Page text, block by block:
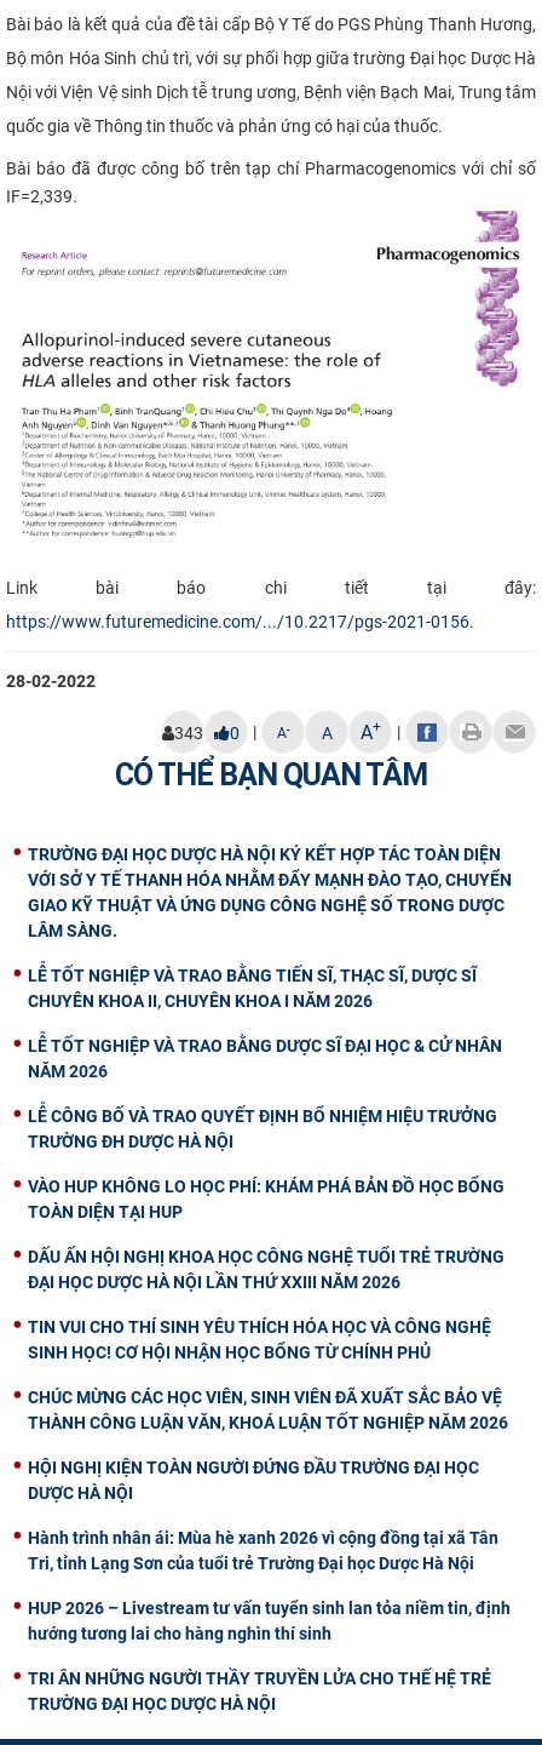
Bài báo là kết quả của đề tài cấp Bộ Y Tế do PGS Phùng Thanh Hương,
Bộ môn Hóa Sinh chủ trì, với sự phối hợp giữa trường Đại học Dược Hà
Nội với Viện Vệ sinh Dịch tễ trung ương, Bệnh viện Bạch Mai, Trung tâm
quốc gia về Thông tin thuốc và phản ứng có hại của thuốc.
Bài báo đã được công bố trên tạp chí Pharmacogenomics với chỉ số
IF=2,339.​
Link bài báo chi tiết tại đây:
https://www.futuremedicine.com/.../10.2217/pgs-2021-0156.​
28-02-2022
343 0 | A- A A+ |
CÓ THỂ BẠN QUAN TÂM
TRƯỜNG ĐẠI HỌC DƯỢC HÀ NỘI KÝ KẾT HỢP TÁC TOÀN DIỆN
VỚI SỞ Y TẾ THANH HÓA NHẰM ĐẨY MẠNH ĐÀO TẠO, CHUYỂN
GIAO KỸ THUẬT VÀ ỨNG DỤNG CÔNG NGHỆ SỐ TRONG DƯỢC
LÂM SÀNG.
LỄ TỐT NGHIỆP VÀ TRAO BẰNG TIẾN SĨ, THẠC SĨ, DƯỢC SĨ
CHUYÊN KHOA II, CHUYÊN KHOA I NĂM 2026
LỄ TỐT NGHIỆP VÀ TRAO BẰNG DƯỢC SĨ ĐẠI HỌC & CỬ NHÂN
NĂM 2026
LỄ CÔNG BỐ VÀ TRAO QUYẾT ĐỊNH BỔ NHIỆM HIỆU TRƯỞNG
TRƯỜNG ĐH DƯỢC HÀ NỘI
VÀO HUP KHÔNG LO HỌC PHÍ: KHÁM PHÁ BẢN ĐỒ HỌC BỔNG
TOÀN DIỆN TẠI HUP
DẤU ẤN HỘI NGHỊ KHOA HỌC CÔNG NGHỆ TUỔI TRẺ TRƯỜNG
ĐẠI HỌC DƯỢC HÀ NỘI LẦN THỨ XXIII NĂM 2026
TIN VUI CHO THÍ SINH YÊU THÍCH HÓA HỌC VÀ CÔNG NGHỆ
SINH HỌC! CƠ HỘI NHẬN HỌC BỔNG TỪ CHÍNH PHỦ
CHÚC MỪNG CÁC HỌC VIÊN, SINH VIÊN ĐÃ XUẤT SẮC BẢO VỆ
THÀNH CÔNG LUẬN VĂN, KHOÁ LUẬN TỐT NGHIỆP NĂM 2026
HỘI NGHỊ KIỆN TOÀN NGƯỜI ĐỨNG ĐẦU TRƯỜNG ĐẠI HỌC
DƯỢC HÀ NỘI
Hành trình nhân ái: Mùa hè xanh 2026 vì cộng đồng tại xã Tân
Tri, tỉnh Lạng Sơn của tuổi trẻ Trường Đại học Dược Hà Nội
HUP 2026 – Livestream tư vấn tuyển sinh lan tỏa niềm tin, định
hướng tương lai cho hàng nghìn thí sinh
TRI ÂN NHỮNG NGƯỜI THẦY TRUYỀN LỬA CHO THẾ HỆ TRẺ
TRƯỜNG ĐẠI HỌC DƯỢC HÀ NỘI